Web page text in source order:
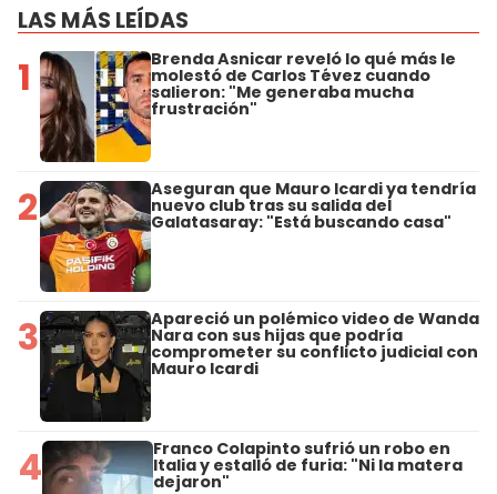
LAS MÁS LEÍDAS
1 Brenda Asnicar reveló lo qué más le
molestó de Carlos Tévez cuando
salieron: "Me generaba mucha
frustración"
2 Aseguran que Mauro Icardi ya tendría
nuevo club tras su salida del
Galatasaray: "Está buscando casa"
3 Apareció un polémico video de Wanda
Nara con sus hijas que podría
comprometer su conflicto judicial con
Mauro Icardi
4 Franco Colapinto sufrió un robo en
Italia y estalló de furia: "Ni la matera
dejaron"